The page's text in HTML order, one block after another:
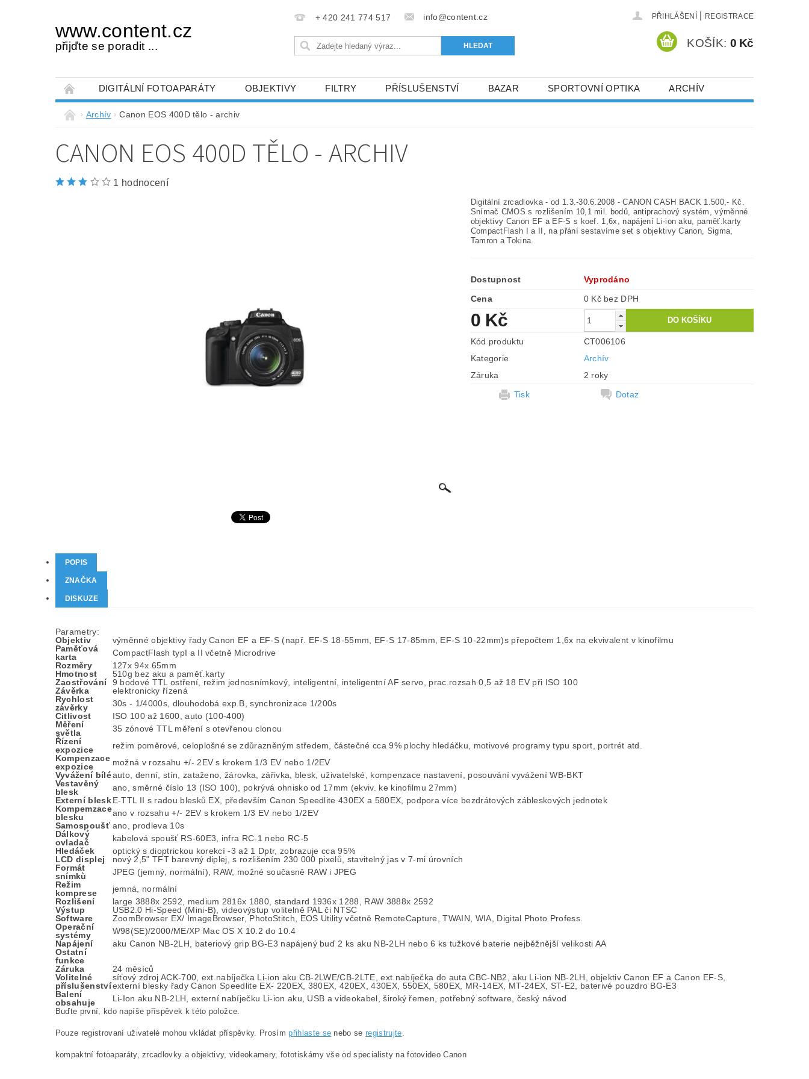
www.content.cz
přijďte se poradit ...
+ 420 241 774 517 info@content.cz PŘIHLÁŠENÍ REGISTRACE
KOŠÍK: 0 Kč
DIGITÁLNÍ FOTOAPARÁTY OBJEKTIVY FILTRY PŘÍSLUŠENSTVÍ BAZAR SPORTOVNÍ OPTIKA ARCHÍV
OBCHODNÍ PODMÍNKY NAPIŠTE NÁM
Archív Canon EOS 400D tělo - archiv
CANON EOS 400D TĚLO - ARCHIV
1 hodnocení
Digitální zrcadlovka - od 1.3.-30.6.2008 - CANON CASH BACK 1.500,- Kč.
Snímač CMOS s rozlišením 10,1 mil. bodů, antiprachový systém, výměnné
objektivy Canon EF a EF-S s koef. 1,6x, napájení Li-ion aku, paměť.karty
CompactFlash I a II, na přání sestavíme set s objektivy Canon, Sigma,
Tamron a Tokina.
Dostupnost
Vyprodáno
Cena
0 Kč bez DPH
0 Kč
Kód produktu
CT006106
Kategorie
Archív
Záruka
2 roky
Tisk
Dotaz
POPIS
ZNAČKA
DISKUZE
Parametry:
Objektiv
výměnné objektivy řady Canon EF a EF-S (např. EF-S 18-55mm, EF-S 17-85mm, EF-S 10-22mm)s přepočtem 1,6x na ekvivalent v kinofilmu
Paměťová
karta
CompactFlash typI a II včetně Microdrive
Rozměry
127x 94x 65mm
Hmotnost
510g bez aku a paměť.karty
Zaostřování
9 bodové TTL ostření, režim jednosnímkový, inteligentní, inteligentní AF servo, prac.rozsah 0,5 až 18 EV při ISO 100
Závěrka
elektronicky řízená
Rychlost
závěrky
30s - 1/4000s, dlouhodobá exp.B, synchronizace 1/200s
Citlivost
ISO 100 až 1600, auto (100-400)
Měření
světla
35 zónové TTL měření s otevřenou clonou
Řízení
expozice
režim poměrové, celoplošné se zdůrazněným středem, částečné cca 9% plochy hledáčku, motivové programy typu sport, portrét atd.
Kompenzace
expozice
možná v rozsahu +/- 2EV s krokem 1/3 EV nebo 1/2EV
Vyvážení bíléauto, denní, stín, zataženo, žárovka, zářivka, blesk, uživatelské, kompenzace nastavení, posouvání vyvážení WB-BKT
Vestavěný
blesk
ano, směrné číslo 13 (ISO 100), pokrývá ohnisko od 17mm (ekviv. ke kinofilmu 27mm)
Externí bleskE-TTL II s radou blesků EX, především Canon Speedlite 430EX a 580EX, podpora více bezdrátových zábleskových jednotek
Kompemzace
blesku
ano v rozsahu +/- 2EV s krokem 1/3 EV nebo 1/2EV
Samospoušť ano, prodleva 10s
Dálkový
ovladač
kabelová spoušť RS-60E3, infra RC-1 nebo RC-5
Hledáček
optický s dioptrickou korekcí -3 až 1 Dptr, zobrazuje cca 95%
LCD displej
nový 2,5" TFT barevný diplej, s rozlišením 230 000 pixelů, stavitelný jas v 7-mi úrovních
Formát
snímkù
JPEG (jemný, normální), RAW, možné současně RAW i JPEG
Režim
komprese
jemná, normální
Rozlišení
large 3888x 2592, medium 2816x 1880, standard 1936x 1288, RAW 3888x 2592
Výstup
USB2.0 Hi-Speed (Mini-B), videovýstup volitelně PAL či NTSC
Software
ZoomBrowser EX/ ImageBrowser, PhotoStitch, EOS Utility včetně RemoteCapture, TWAIN, WIA, Digital Photo Profess.
Operační
systémy
W98(SE)/2000/ME/XP Mac OS X 10.2 do 10.4
Napájení
aku Canon NB-2LH, bateriový grip BG-E3 napájený buď 2 ks aku NB-2LH nebo 6 ks tužkové baterie nejběžnější velikosti AA
Ostatní
funkce
Záruka
24 měsíců
Volitelné
příslušenství
síťový zdroj ACK-700, ext.nabíječka Li-ion aku CB-2LWE/CB-2LTE, ext.nabíječka do auta CBC-NB2, aku Li-ion NB-2LH, objektiv Canon EF a Canon EF-S,
externí blesky řady Canon Speedlite EX- 220EX, 380EX, 420EX, 430EX, 550EX, 580EX, MR-14EX, MT-24EX, ST-E2, baterivé pouzdro BG-E3
Balení
obsahuje
Li-Ion aku NB-2LH, externí nabíječku Li-ion aku, USB a videokabel, široký řemen, potřebný software, český návod
Buďte první, kdo napíše příspěvek k této položce.
Pouze registrovaní uživatelé mohou vkládat příspěvky. Prosímpřihlaste se nebo seregistrujte.
kompaktní fotoaparáty, zrcadlovky a objektivy, videokamery, fototiskárny vše od specialisty na fotovideo Canon